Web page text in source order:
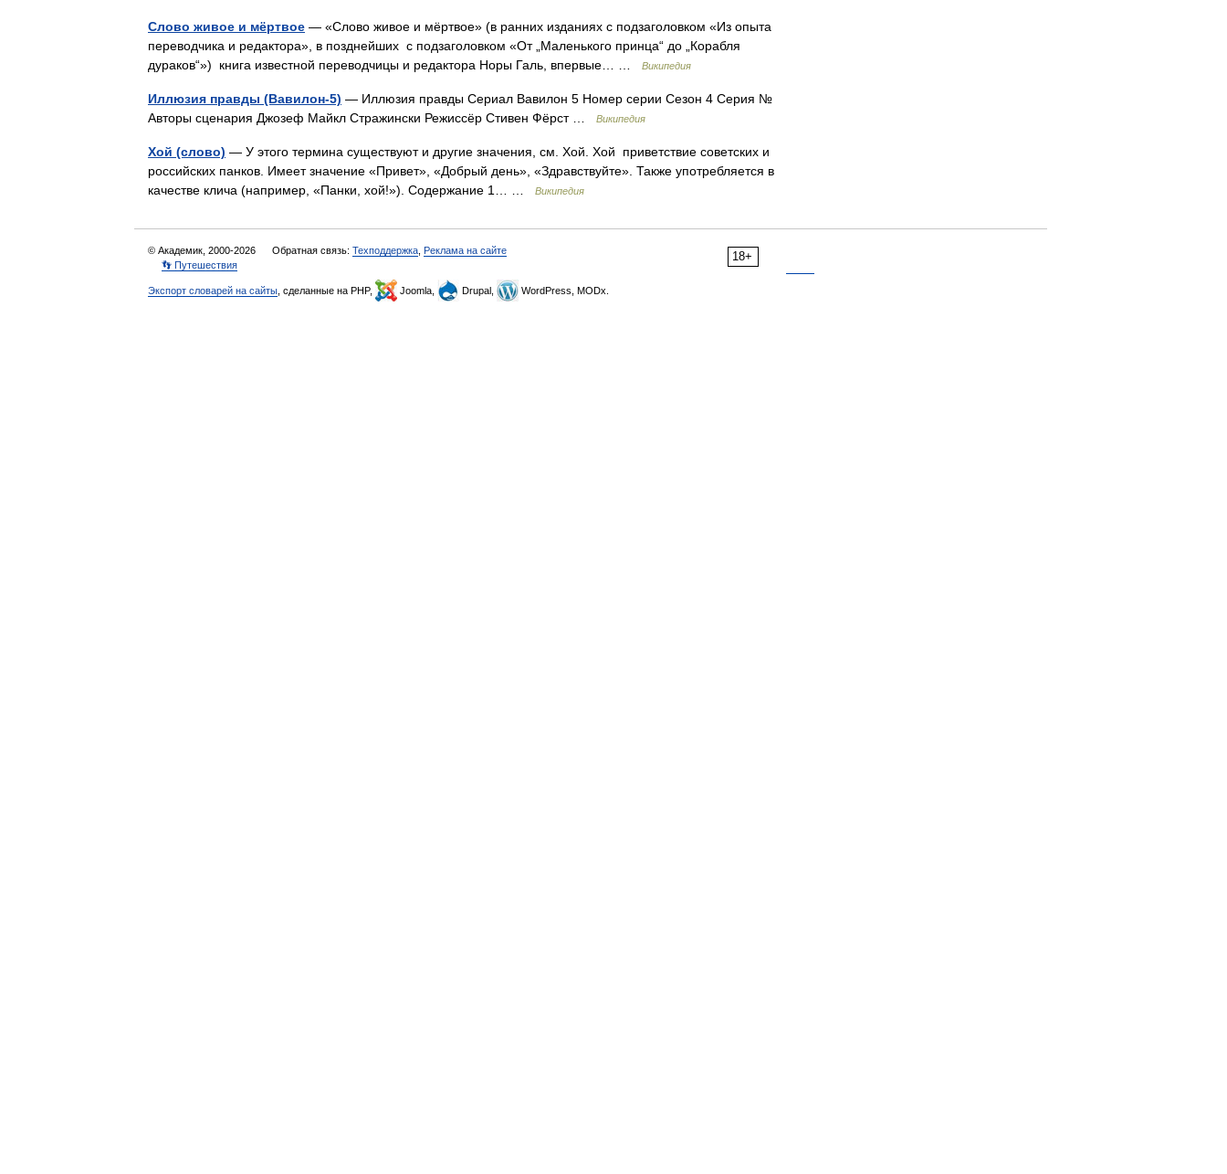
Слово живое и мёртвое — «Слово живое и мёртвое» (в ранних изданиях с подзаголовком «Из опыта
переводчика и редактора», в позднейших с подзаголовком «От „Маленького принца“ до „Корабля
дураков“») книга известной переводчицы и редактора Норы Галь, впервые… …
Википедия
Иллюзия правды (Вавилон-5) — Иллюзия правды Сериал Вавилон 5 Номер серии Сезон 4 Серия №
Авторы сценария Джозеф Майкл Стражински Режиссёр Стивен Фёрст …
Википедия
Хой (слово) — У этого термина существуют и другие значения, см. Хой. Хой приветствие советских и
российских панков. Имеет значение «Привет», «Добрый день», «Здравствуйте». Также употребляется в
качестве клича (например, «Панки, хой!»). Содержание 1… …
Википедия
18+
© Академик, 2000-2026 Обратная связь: Техподдержка Реклама на сайте
👣 Путешествия
Экспорт словарей на сайты , сделанные на PHP, Joomla, Drupal, WordPress, MODx.